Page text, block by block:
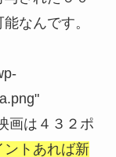
なんです。
画は４３２ポ
ントあれば新